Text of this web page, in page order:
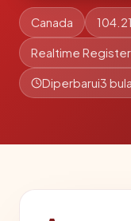
Canada
Realtime Register
Diperbarui3